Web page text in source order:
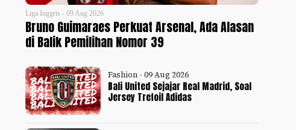
Liga Inggris - 09 Aug 2026
Bruno Guimaraes Perkuat Arsenal, Ada Alasan
di Balik Pemilihan Nomor 39
Fashion - 09 Aug 2026
Bali United Sejajar Real Madrid, Soal
Jersey Trefoil Adidas